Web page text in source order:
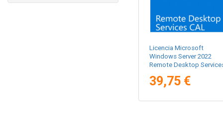
Licencia Microsoft
Windows Server 2022
Remote Desktop
39,75 €